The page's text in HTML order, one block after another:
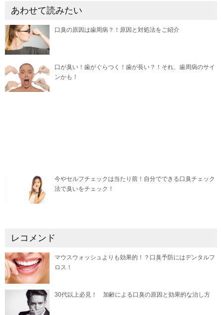
あわせて読みたい
口臭の原因は歯周病？！原因と対処法をご紹介
口が臭い！歯がぐらつく！歯が長い？！それ、歯周病のサイ
ンかも！
今やセルフチェックは当たり前！自分でできる口臭チェック
法で臭いをチェック！
レコメンド
マウスウォッシュよりも効果的！？口臭予防にはデンタルフ
ロス！
30代以上必見！ 加齢による口臭の原因と効果的な治し方